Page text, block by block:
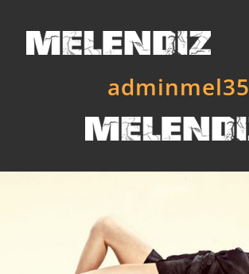
adminmel35